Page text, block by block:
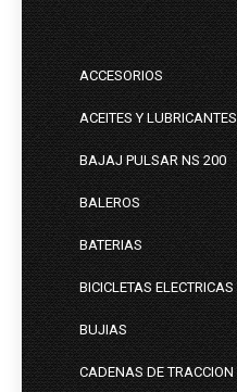
ACCESORIOS
ACEITES Y LUBRICANTES
BAJAJ PULSAR NS 200
BALEROS
BATERIAS
BICICLETAS ELECTRICAS
BUJIAS
CADENAS DE TRACCION